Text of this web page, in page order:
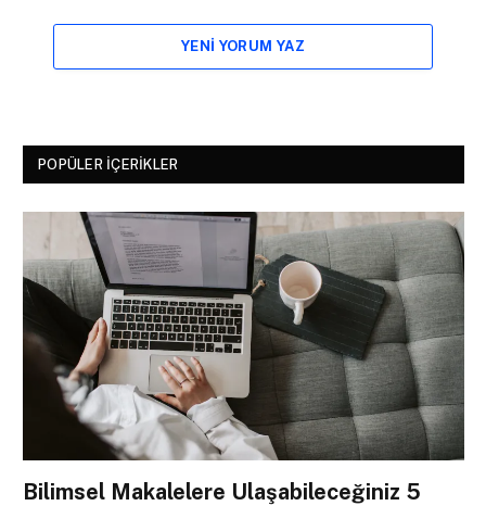
YENI YORUM YAZ
POPÜLER İÇERIKLER
Bilimsel Makalelere Ulaşabileceğiniz 5